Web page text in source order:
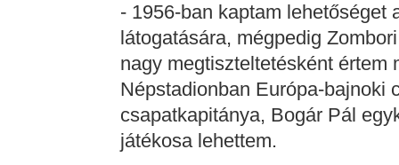
- 1956-ban kaptam lehetőséget
látogatására, mégpedig
nagy megtiszteltetésként értem
Népstadionban Európa-bajnoki
csapatkapitánya, Bogár Pál
játékosa lehettem.